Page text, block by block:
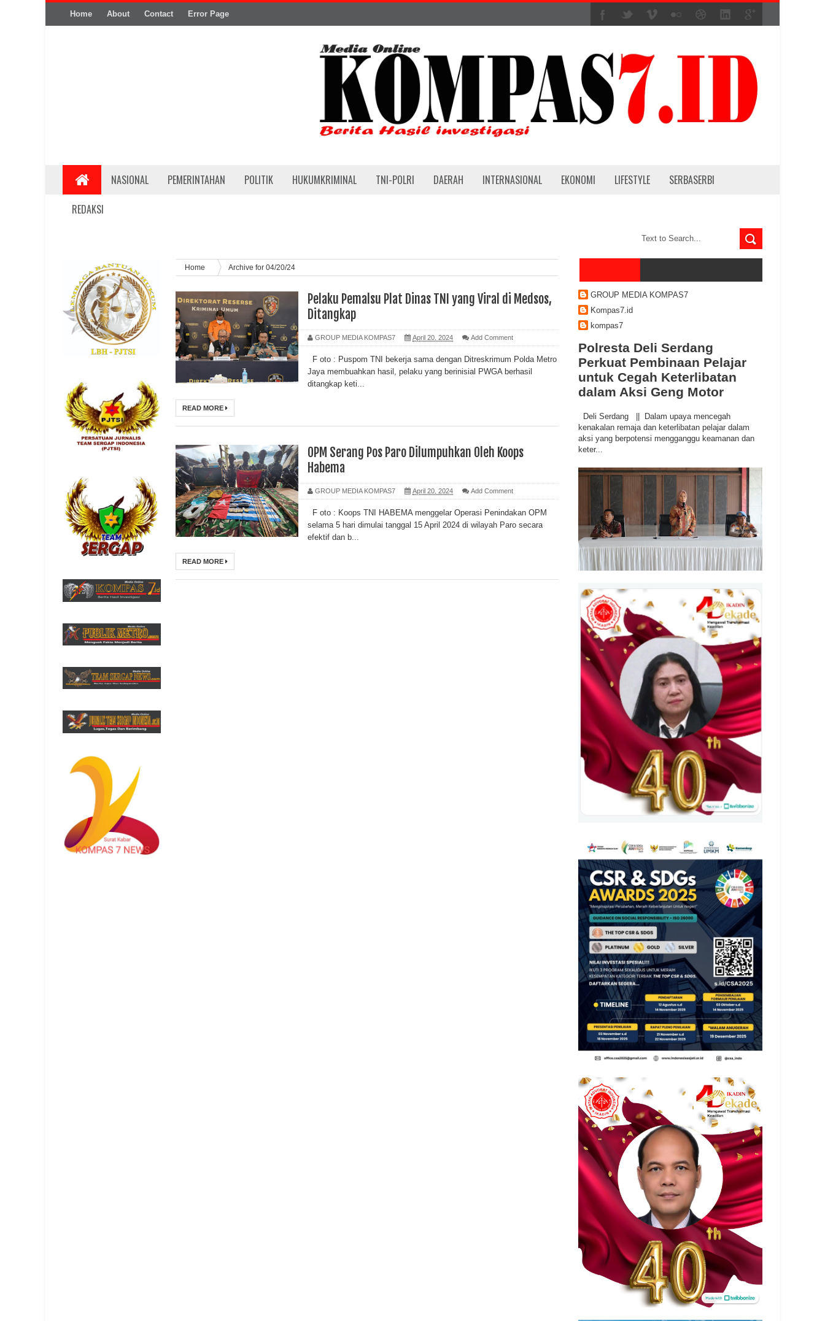
Home About Contact Error Page
NASIONAL PEMERINTAHAN POLITIK HUKUMKRIMINAL TNI-POLRI DAERAH INTERNASIONAL EKONOMI LIFESTYLE
SERBASERBI
REDAKSI
Home Archive for 04/20/24
Pelaku Pemalsu Plat Dinas TNI yang Viral di Medsos,
Ditangkap
GROUP MEDIA KOMPAS7 April 20, 2024 Add Comment
F oto : Puspom TNI bekerja sama dengan Ditreskrimum Polda Metro
Jaya membuahkan hasil, pelaku yang berinisial PWGA berhasil
ditangkap keti...
READ MORE
OPM Serang Pos Paro Dilumpuhkan Oleh Koops
Habema
GROUP MEDIA KOMPAS7 April 20, 2024 Add Comment
F oto : Koops TNI HABEMA menggelar Operasi Penindakan OPM
selama 5 hari dimulai tanggal 15 April 2024 di wilayah Paro secara
efektif dan b...
READ MORE
GROUP MEDIA KOMPAS7
Kompas7.id
kompas7
Polresta Deli Serdang
Perkuat Pembinaan Pelajar
untuk Cegah Keterlibatan
dalam Aksi Geng Motor
Deli Serdang || Dalam upaya mencegah
kenakalan remaja dan keterlibatan pelajar dalam
aksi yang berpotensi mengganggu keamanan dan
keter...